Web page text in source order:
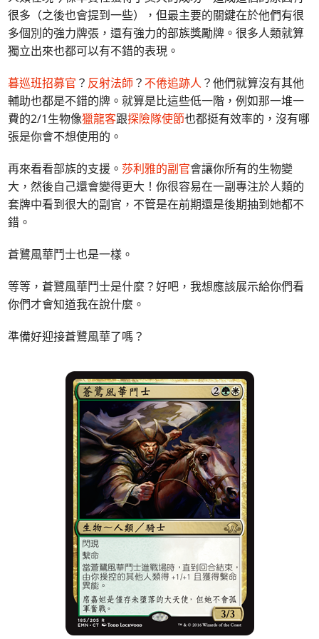
很多（之後也會提到一些），但最主要的關鍵在於他們有很
多個別的強力牌張，還有強力的部族獎勵牌。很多人類就算
獨立出來也都可以有不錯的表現。
暮巡班招募官 ？ 反射法師？ 不倦追跡人 ？他們就算沒有其他
輔助也都是不錯的牌。就算是比這些低一階，例如那一堆一
費的2/1生物像獵龍客跟探險隊使節也都挺有效率的，沒有哪
張是你會不想使用的。
再來看看部族的支援。莎利雅的副官會讓你所有的生物變
大，然後自己還會變得更大！你很容易在一副專注於人類的
套牌中看到很大的副官，不管是在前期還是後期抽到她都不
錯。
蒼鷺風華鬥士也是一樣。
等等，蒼鷺風華鬥士是什麼？好吧，我想應該展示給你們看
你們才會知道我在說什麼。
準備好迎接蒼鷺風華了嗎？